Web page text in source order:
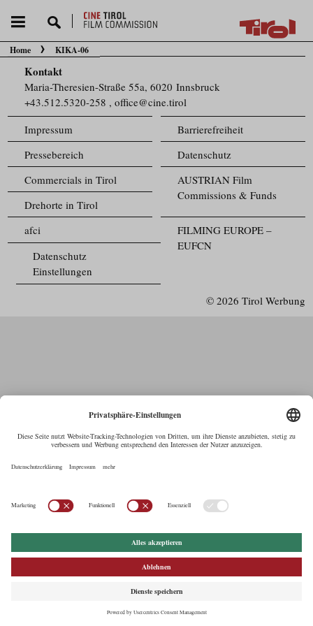
Sie befinden sich hier:
Home KIKA-06
Kontakt
Maria-Theresien-Straße 55a, 6020 Innsbruck
+43.512.5320-258 ,office@cine.tirol
Impressum
Barrierefreiheit
Pressebereich
Datenschutz
Commercials in Tirol
AUSTRIAN Film
Commissions & Funds
Drehorte in Tirol
FILMING EUROPE –
EUFCN
afci
Datenschutz
Einstellungen
© 2026 Tirol Werbung